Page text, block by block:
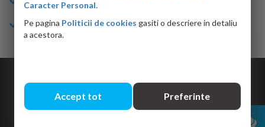
Suport clienti
Caracter Personal.
Pe pagina Politicii de cookies gasiti o descriere in detaliu
a acestora.
Accept tot Preferinte